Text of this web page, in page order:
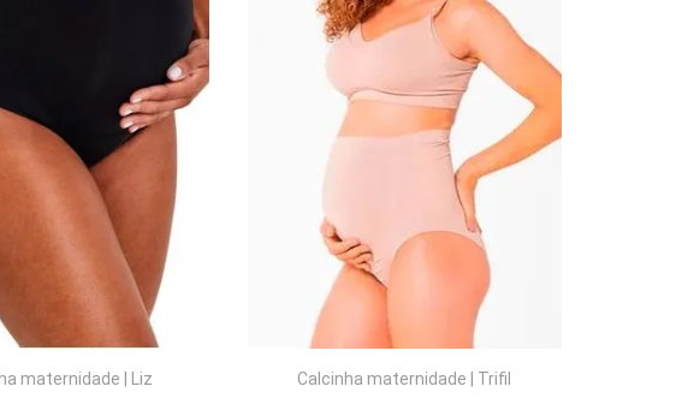
maternidade | Liz Calcinha maternidade | Trifil